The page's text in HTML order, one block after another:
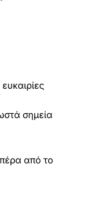
σημεία
από το